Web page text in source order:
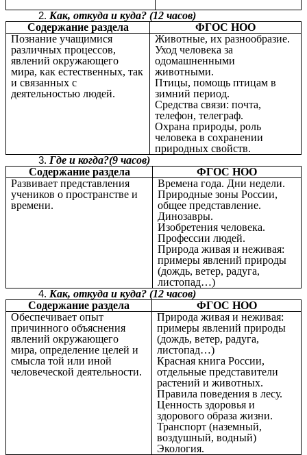
Как, откуда и куда? (12 часов)
Содержание раздела
ФГОС НОО
Познание учащимися
различных процессов,
явлений окружающего
мира, как естественных, так
и связанных с
деятельностью людей.
Животные, их разнообразие.
Уход человека за
одомашненными
животными.
Птицы, помощь птицам в
зимний период.
Средства связи: почта,
телефон, телеграф.
Охрана природы, роль
человека в сохранении
природных свойств.
Где и когда?(9 часов)
Содержание раздела
ФГОС НОО
Развивает представления
учеников о пространстве и
времени.
Времена года. Дни недели.
Природные зоны России,
общее представление.
Динозавры.
Изобретения человека.
Профессии людей.
Природа живая и неживая:
примеры явлений природы
(дождь, ветер, радуга,
листопад…)
Как, откуда и куда? (12 часов)
Содержание раздела
ФГОС НОО
Обеспечивает опыт
причинного объяснения
явлений окружающего
мира, определение целей и
смысла той или иной
человеческой деятельности.
Природа живая и неживая:
примеры явлений природы
(дождь, ветер, радуга,
листопад…)
Красная книга России,
отдельные представители
растений и животных.
Правила поведения в лесу.
Ценность здоровья и
здорового образа жизни.
Транспорт (наземный,
воздушный, водный)
Экология.